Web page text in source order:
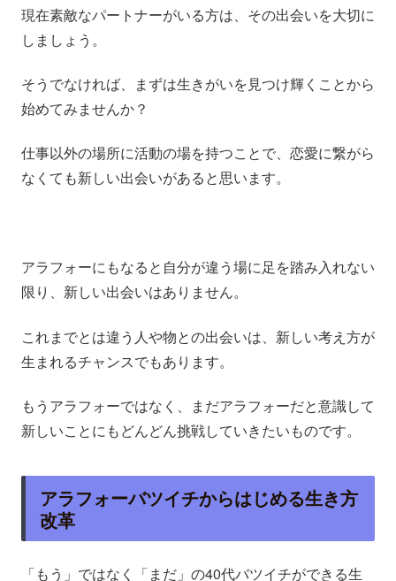
現在素敵なパートナーがいる方は、その出会いを大切に
しましょう。
そうでなければ、まずは生きがいを見つけ輝くことから
始めてみませんか？
仕事以外の場所に活動の場を持つことで、恋愛に繋がら
なくても新しい出会いがあると思います。
アラフォーにもなると自分が違う場に足を踏み入れない
限り、新しい出会いはありません。
これまでとは違う人や物との出会いは、新しい考え方が
生まれるチャンスでもあります。
もうアラフォーではなく、まだアラフォーだと意識して
新しいことにもどんどん挑戦していきたいものです。
アラフォーバツイチからはじめる生き方
改革
「もう」ではなく「まだ」の40代バツイチができる生